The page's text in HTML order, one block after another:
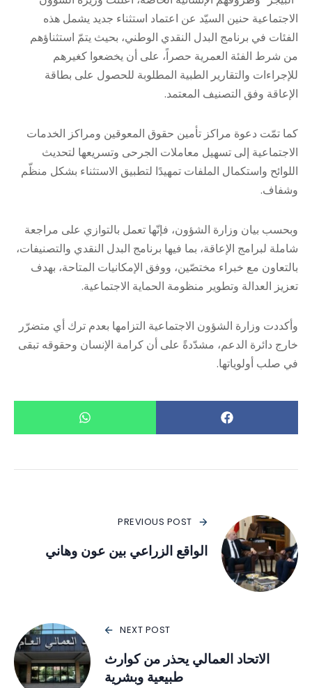
الاجتماعية حنين السيّد عن اعتماد استثناء جديد يشمل هذه
الفئات في برنامج البدل النقدي الوطني، بحيث يتمّ استثناؤهم
من شرط الفئة العمرية حصراً، على أن يخضعوا كغيرهم
للإجراءات والتقارير الطبية المطلوبة للحصول على بطاقة
الإعاقة وفق التصنيف المعتمد.
كما تمّت دعوة مراكز تأمين حقوق المعوقين ومراكز الخدمات
الاجتماعية إلى تسهيل معاملات الجرحى وتسريعها لتحديث
اللوائح واستكمال الملفات تمهيدًا لتطبيق الاستثناء بشكل منظّم
وشفاف.
وبحسب بيان وزارة الشؤون، فإنّها تعمل بالتوازي على مراجعة
شاملة لبرامج الإعاقة، بما فيها برنامج البدل النقدي والتصنيفات،
بالتعاون مع خبراء مختصّين، ووفق الإمكانيات المتاحة، بهدف
تعزيز العدالة وتطوير منظومة الحماية الاجتماعية.
وأكددت وزارة الشؤون الاجتماعية التزامها بعدم ترك أي متضرّر
خارج دائرة الدعم، مشدّدةً على أن كرامة الإنسان وحقوقه تبقى
في صلب أولوياتها.
PREVIOUS POST
الواقع الزراعي بين عون وهاني
NEXT POST
الاتحاد العمالي يحذر من كوارث
طبيعية وبشرية